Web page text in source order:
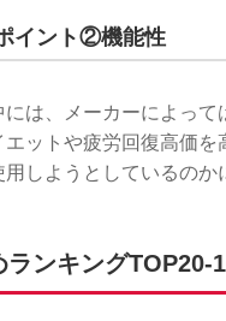
イント②機能性
は、メーカーによっ
ットや疲労回復高価
しようとしているのか
ランキングTOP20-